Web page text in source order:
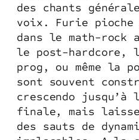
des chants
voix. Furie pioche
dans le math-rock
le post-hardcore,
prog, ou même la
sont souvent
crescendo jusqu’à
finale, mais
des sauts de